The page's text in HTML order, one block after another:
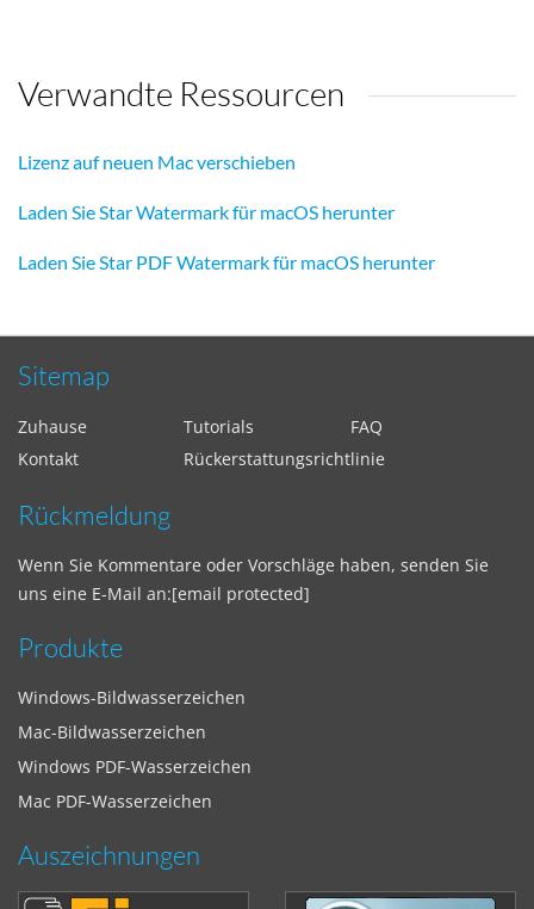
Verwandte Ressourcen
Lizenz auf neuen Mac verschieben
Laden Sie Star Watermark für macOS herunter
Laden Sie Star PDF Watermark für macOS herunter
Sitemap
Zuhause Tutorials
FAQ
Kontakt
Rückerstattungsrichtlinie
Rückmeldung
Wenn Sie Kommentare oder Vorschläge haben, senden Sie
uns eine E-Mail an:[email protected]
Produkte
Windows-Bildwasserzeichen
Mac-Bildwasserzeichen
Windows PDF-Wasserzeichen
Mac PDF-Wasserzeichen
Auszeichnungen